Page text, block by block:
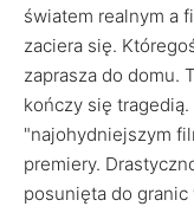
światem realnym a
zaciera się.
zaprasza do domu.
kończy się tragedią.
"najohydniejszym
premiery.
posunięta do granic